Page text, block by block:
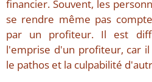
financier. Souvent, les
se rendre même pas
par un profiteur. Il est
l'emprise d'un profiteur, car
le pathos et la culpabilité